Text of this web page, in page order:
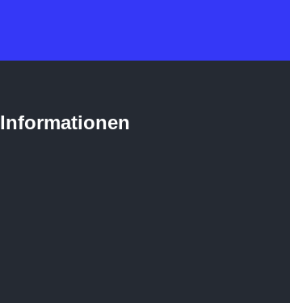
Informationen